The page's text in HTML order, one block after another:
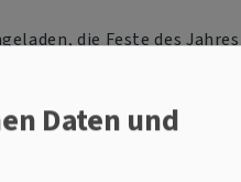
die Feste des Jahres
über Weihnachten,
Gemeinden vor Ort ihre
Daten und